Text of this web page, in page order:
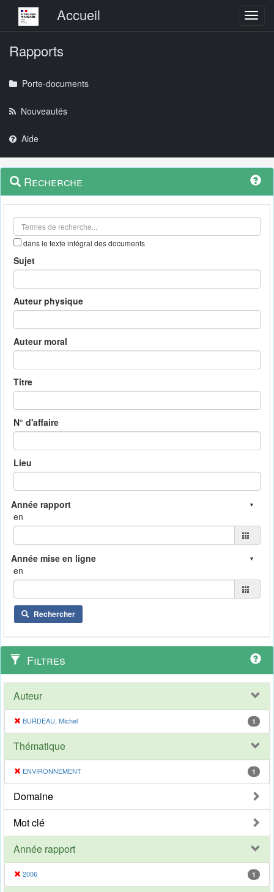
Menu principalAccueil
Rapports
Porte-documents
Nouveautés
Aide
Navigation
outils
Menu
contextuel
Recherche
dans le texte intégral des documents
Sujet
Auteur physique
Auteur moral
Titre
N° d'affaire
Lieu
en
en
Rechercher
Filtres
Auteur
BURDEAU, Michel 1
Thématique
ENVIRONNEMENT 1
Domaine
Mot clé
Année rapport
2006 1